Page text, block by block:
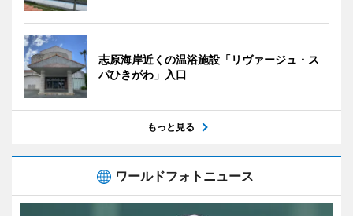
志原海岸近くの温浴施設「リヴァージュ・ス
パひきがわ」入口
もっと見る
ワールドフォトニュース